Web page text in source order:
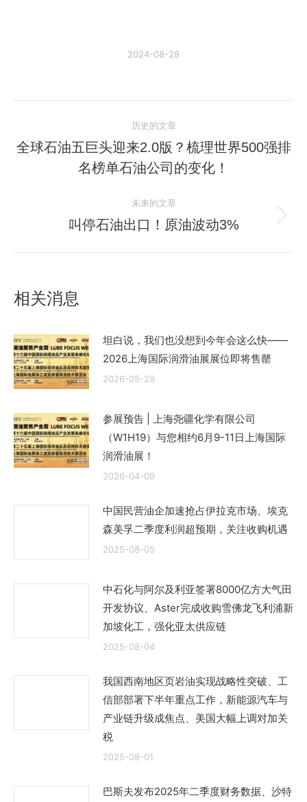
2024-08-28
章
历史的文章
历
史
章：
全球石油五巨头迎来2.0版？梳理世界500强排
名榜单石油公司的变化！
未来的文章
未
叫停石油出口！原油波动3%
相关消息
坦白说，我们也没想到今年会这么快——
2026上海国际润滑油展展位即将售罄
2026-05-29
参展预告 | 上海尧疆化学有限公司
（W1H19）与您相约6月9-11日上海国际
润滑油展！
2026-04-09
中国民营油企加速抢占伊拉克市场、埃克
森美孚二季度利润超预期，关注收购机遇
2025-08-05
中石化与阿尔及利亚签署8000亿方大气田
开发协议、Aster完成收购雪佛龙飞利浦新
加坡化工，强化亚太供应链
2025-08-04
我国西南地区页岩油实现战略性突破、工
信部部署下半年重点工作，新能源汽车与
产业链升级成焦点、美国大幅上调对加关
税
2025-08-01
巴斯夫发布2025年二季度财务数据、沙特